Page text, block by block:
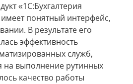
«1С:Бухгалтерия
понятный интерфейс,
В результате его
эффективность
служб,
на выполнение рутинных
качество работы